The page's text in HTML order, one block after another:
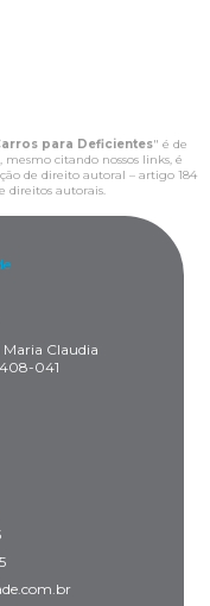
para Deficientes" é de
citando nossos links, é
de direito autoral – artigo 184
direitos autorais.
Maria Claudia
041